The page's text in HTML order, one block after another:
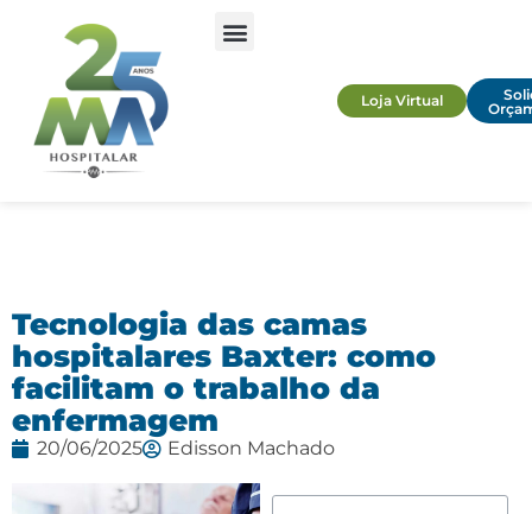
Loja Virtual
Tecnologia das camas
hospitalares Baxter: como
facilitam o trabalho da
enfermagem
20/06/2025 Edisson Machado